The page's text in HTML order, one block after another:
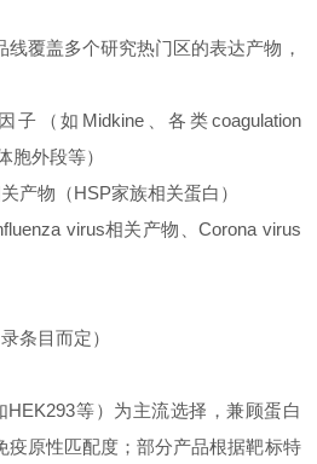
覆盖多个研究热门区的表达产物，
子（如Midkine、各类coagulation
胞外段等）
产物（HSP家族相关蛋白）
virus相关产物、Corona virus
条目而定）
HEK293等）为主流选择，兼顾蛋白
疫原性匹配度；部分产品根据靶标特